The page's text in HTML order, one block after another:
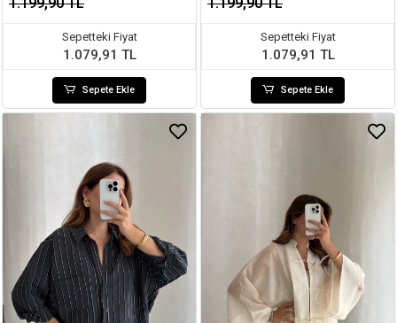
Sepetteki Fiyat
1.079,91 TL
Sepete Ekle
Sepetteki Fiyat
1.079,91 TL
Sepete Ekle